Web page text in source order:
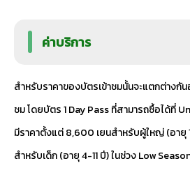
ค่าบริการ
สำหรับราคาของบัตรเข้าชมนั้นจะแตกต่างกั
ชม โดยบัตร 1 Day Pass ที่สามารถซื้อได้ที่
มีราคาตั้งแต่ 8,600 เยนสำหรับผู้ใหญ่ (อายุ
สำหรับเด็ก (อายุ 4-11 ปี) ในช่วง Low